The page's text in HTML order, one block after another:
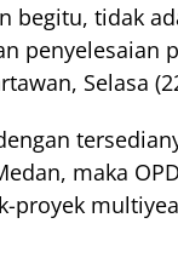
begitu, tidak
penyelesaian
Selasa
maka
proyek